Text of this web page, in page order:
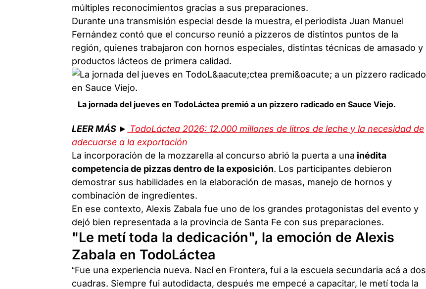
múltiples reconocimientos gracias a sus preparaciones.
Durante una transmisión especial desde la muestra, el periodista Juan Manuel
Fernández contó que el concurso reunió a pizzeros de distintos puntos de la
región, quienes trabajaron con hornos especiales, distintas técnicas de amasado y
productos lácteos de primera calidad.
La jornada del jueves en TodoLáctea premió a un pizzero radicado en Sauce Viejo.
LEER MÁS ► TodoLáctea 2026: 12.000 millones de litros de leche y la necesidad de
adecuarse a la exportación
La incorporación de la mozzarella al concurso abrió la puerta a una inédita
competencia de pizzas dentro de la exposición. Los participantes debieron
demostrar sus habilidades en la elaboración de masas, manejo de hornos y
combinación de ingredientes.
En ese contexto, Alexis Zabala fue uno de los grandes protagonistas del evento y
dejó bien representada a la provincia de Santa Fe con sus preparaciones.
"Le metí toda la dedicación", la emoción de Alexis
Zabala en TodoLáctea
“Fue una experiencia nueva. Nací en Frontera, fui a la escuela secundaria acá a dos
cuadras. Siempre fui autodidacta, después me empecé a capacitar, le metí toda la